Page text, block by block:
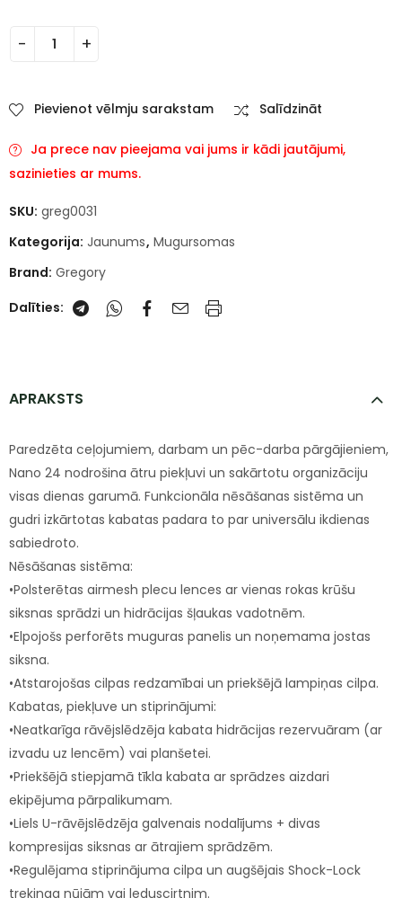
Pievienot vēlmju sarakstam Salīdzināt
Ja prece nav pieejama vai jums ir kādi jautājumi,
sazinieties ar mums.
SKU: greg0031
Kategorija: Jaunums, Mugursomas
Brand: Gregory
Dalīties:
APRAKSTS
Paredzēta ceļojumiem, darbam un pēc-darba pārgājieniem,
Nano 24 nodrošina ātru piekļuvi un sakārtotu organizāciju
visas dienas garumā. Funkcionāla nēsāšanas sistēma un
gudri izkārtotas kabatas padara to par universālu ikdienas
sabiedroto.
Nēsāšanas sistēma:
•Polsterētas airmesh plecu lences ar vienas rokas krūšu
siksnas sprādzi un hidrācijas šļaukas vadotnēm.
•Elpojošs perforēts muguras panelis un noņemama jostas
siksna.
•Atstarojošas cilpas redzamībai un priekšējā lampiņas cilpa.
Kabatas, piekļuve un stiprinājumi:
•Neatkarīga rāvējslēdzēja kabata hidrācijas rezervuāram (ar
izvadu uz lencēm) vai planšetei.
•Priekšējā stiepjamā tīkla kabata ar sprādzes aizdari
ekipējuma pārpalikumam.
•Liels U-rāvējslēdzēja galvenais nodalījums + divas
kompresijas siksnas ar ātrajiem sprādzēm.
•Regulējama stiprinājuma cilpa un augšējais Shock-Lock
trekinga nūjām vai leduscirtnim.